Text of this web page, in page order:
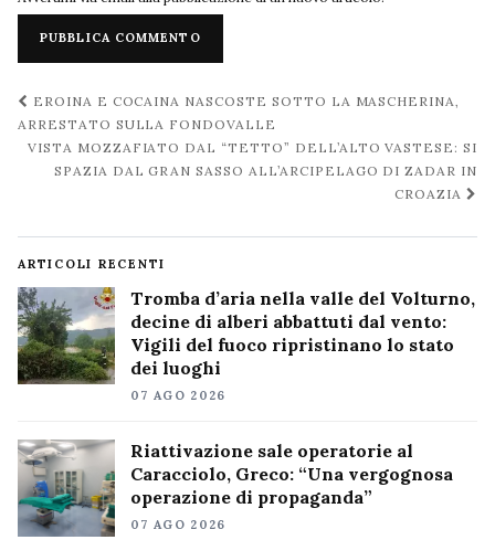
Navigazione
post
EROINA E COCAINA NASCOSTE SOTTO LA MASCHERINA,
ARRESTATO SULLA FONDOVALLE
VISTA MOZZAFIATO DAL “TETTO” DELL’ALTO VASTESE: SI
SPAZIA DAL GRAN SASSO ALL’ARCIPELAGO DI ZADAR IN
CROAZIA
ARTICOLI RECENTI
Tromba d’aria nella valle del Volturno,
decine di alberi abbattuti dal vento:
Vigili del fuoco ripristinano lo stato
dei luoghi
07 AGO 2026
Riattivazione sale operatorie al
Caracciolo, Greco: “Una vergognosa
operazione di propaganda”
07 AGO 2026